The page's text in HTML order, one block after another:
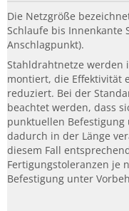
Die Netzgröße
Schlaufe bis Innenkante
Anschlagpunkt).
Stahldrahtnetze werden
montiert, die Effektivität
reduziert. Bei der
beachtet werden, dass
punktuellen
dadurch in der Länge
diesem Fall
Fertigungstoleranzen je
Befestigung unter